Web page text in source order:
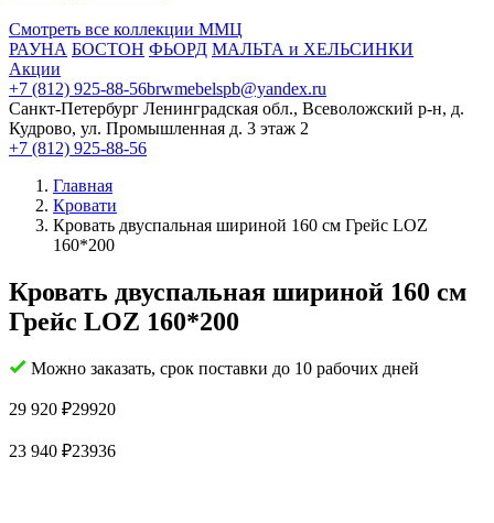
Смотреть все коллекции ММЦ
РАУНА БОСТОН ФЬОРД МАЛЬТА и ХЕЛЬСИНКИ
Акции
+7 (812) 925-88-56brwmebelspb@yandex.ru
Санкт-Петербург Ленинградская обл., Всеволожский р-н, д.
Кудрово, ул. Промышленная д. 3 этаж 2
+7 (812) 925-88-56
Главная
Кровати
Кровать двуспальная шириной 160 см Грейс LOZ
160*200
Кровать двуспальная шириной 160 см
Грейс LOZ 160*200
Можно заказать, срок поставки до 10 рабочих дней
29 920 ₽29920
23 940 ₽23936